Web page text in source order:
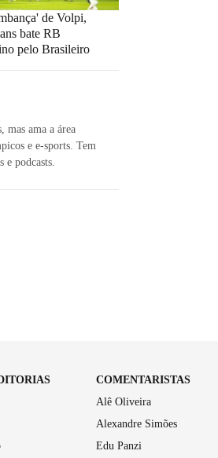
de Volpi,
bate RB
pelo Brasileiro
ama a área
e e-sports. Tem
e podcasts.
COMENTARISTAS
Alê Oliveira
Alexandre Simões
Edu Panzi